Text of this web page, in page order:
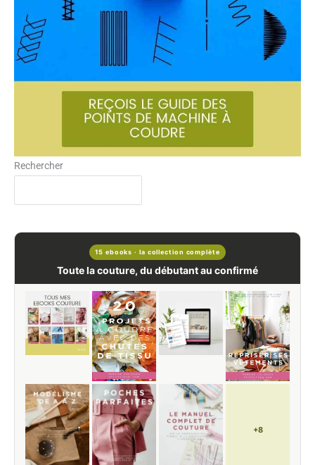
Rechercher
15 ebooks · la collection complète
Toute la couture, du débutant au confirmé
+8